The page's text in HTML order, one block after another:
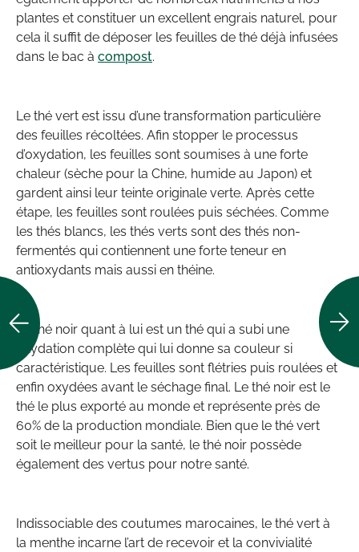
plantes et constituer un excellent engrais naturel, pour
cela il suffit de déposer les feuilles de thé déjà infusées
dans le bac à compost.
Le thé vert est issu d’une transformation particulière
des feuilles récoltées. Afin stopper le processus
d’oxydation, les feuilles sont soumises à une forte
chaleur (sèche pour la Chine, humide au Japon) et
gardent ainsi leur teinte originale verte. Après cette
étape, les feuilles sont roulées puis séchées. Comme
les thés blancs, les thés verts sont des thés non-
fermentés qui contiennent une forte teneur en
antioxydants mais aussi en théine.
Le thé noir quant à lui est un thé qui a subi une
oxydation complète qui lui donne sa couleur si
caractéristique. Les feuilles sont flétries puis roulées et
enfin oxydées avant le séchage final. Le thé noir est le
thé le plus exporté au monde et représente près de
60% de la production mondiale. Bien que le thé vert
soit le meilleur pour la santé, le thé noir possède
également des vertus pour notre santé.
Indissociable des coutumes marocaines, le thé vert à
la menthe incarne l’art de recevoir et la convivialité